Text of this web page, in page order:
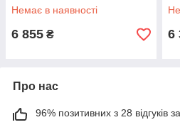
Немає в наявності
6 855 ₴ 6
Про нас
96% позитивних з 28 відгуків